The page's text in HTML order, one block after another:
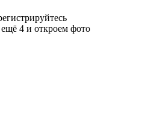
4 и откроем фото